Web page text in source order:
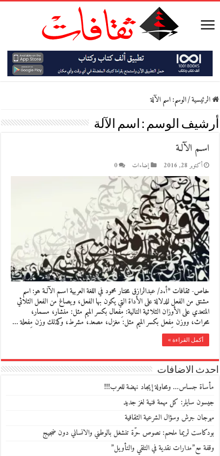
الرئيسية/الوسم:اسم الآلة
أرشيف الوسم : اسم الآلة
اسـم الآلـة
أكتوبر 28, 2016 إضاءات 0
خاص- ثقافات *أ.د/ عبدالرازق مختار محمود في اللغة العربية اسـم الآلـة هو: اسم
مشتق من الفعل للدلالة على الأداة التي يكون بها الفعل، ويصاغ من الفعل الثلاثي
المتعدي على الأوزان الثلاثية التالية: مِفعال بكسر الميم مثل: منشار، مسمار،
محراث، ووزن مِفعل بكسر الميم مثل: مغزل، مصعد، مشرط، وكذلك وزن مِفعلة …
أكمل القراءة »
احدث الاضافات
مأساة جساس… ومحاولة إيجاد نهضة للعرب!!!
جيسون سايلر: كل مهمة فنية لغز جديد
مهرجان جرش وسؤال الشرعية الثقافية
بودكاست لريما ملحم: نصوص حرّة تنشغل بالوطني والانساني دون ضجيج
وقفة مع”مدارات نقدية في التلقي والتأويل”